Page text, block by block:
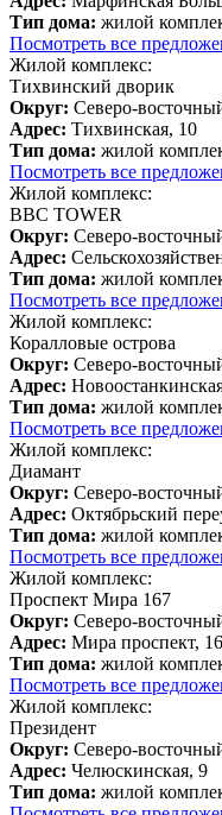
Тип дома: жилой
Посмотреть все
Жилой комплекс:
Тихвинский дворик
Округ: Северо-
Адрес: Тихвинская, 10
Тип дома: жилой
Посмотреть все
Жилой комплекс:
ВВС TOWER
Округ: Северо-
Адрес:
Тип дома: жилой
Посмотреть все
Жилой комплекс:
Коралловые острова
Округ: Северо-
Адрес:
Тип дома: жилой
Посмотреть все
Жилой комплекс:
Диамант
Округ: Северо-
Адрес: Октябрьский
Тип дома: жилой
Посмотреть все
Жилой комплекс:
Проспект Мира 167
Округ: Северо-
Адрес: Мира проспект,
Тип дома: жилой
Посмотреть все
Жилой комплекс:
Президент
Округ: Северо-
Адрес: Челюскинская, 9
Тип дома: жилой